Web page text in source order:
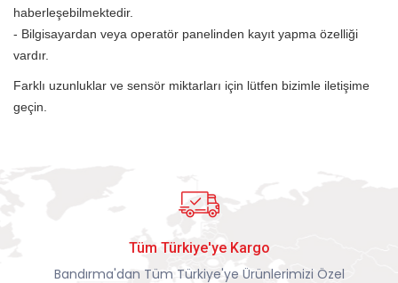
haberleşebilmektedir.
- Bilgisayardan veya operatör panelinden kayıt yapma özelliği
vardır.
Farklı uzunluklar ve sensör miktarları için lütfen bizimle iletişime
geçin.
Tüm Türkiye'ye Kargo
Bandırma'dan Tüm Türkiye'ye Ürünlerimizi Özel